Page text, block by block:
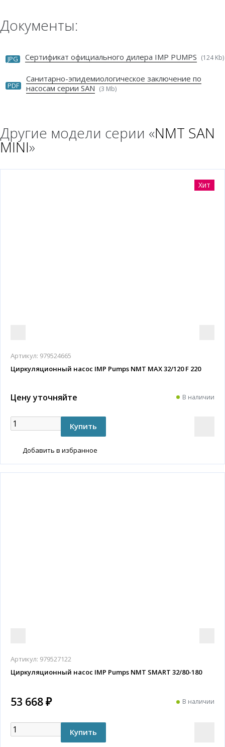
Документы:
JPG Сертификат официального дилера IMP PUMPS (124 Kb)
PDF
Санитарно-эпидемиологическое заключение по
насосам серии SAN (3 Mb)
Другие модели серии «NMT SAN
MINI»
Хит
Артикул: 979524665
Циркуляционный насос IMP Pumps NMT MAX 32/120 F 220
Цену уточняйте В наличии
Добавить в избранное
Артикул: 979527122
Циркуляционный насос IMP Pumps NMT SMART 32/80-180
53 668 ₽ В наличии